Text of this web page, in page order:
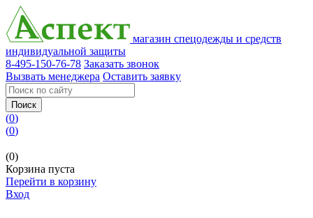
магазин спецодежды и средств
индивидуальной защиты
8-495-150-76-78 Заказать звонок
Вызвать менеджера Оставить заявку
Поиск
(0)
(0)
(0)
Корзина пуста
Перейти в корзину
Вход